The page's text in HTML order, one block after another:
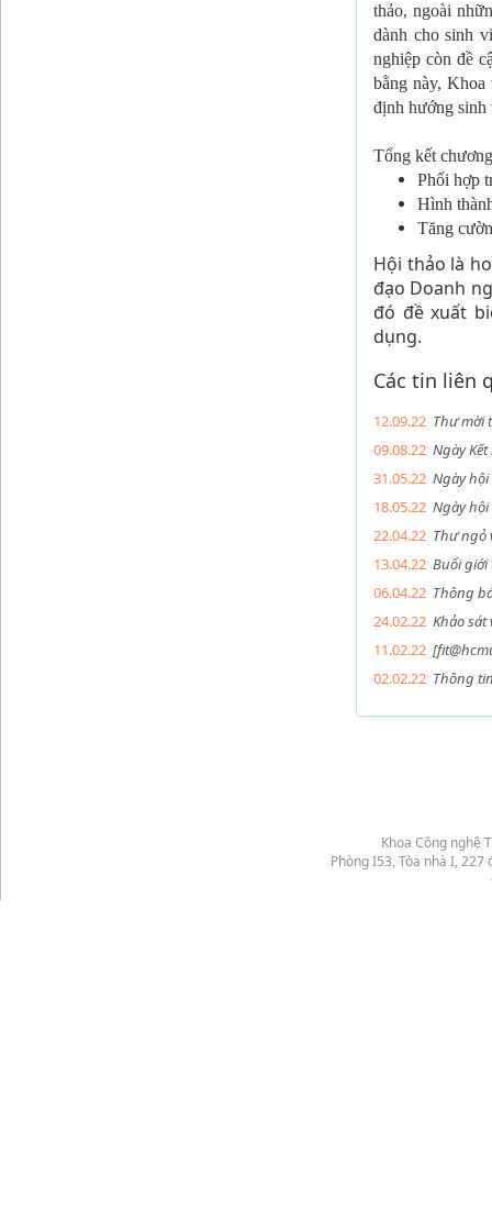
thảo, ngoài
dành cho sinh
nghiệp còn đề
bằng này,
định hướng sinh
Tổng kết
Phối hợp
Hình
Tăng
Hội thảo là
đạo Doanh
đó đề xuất
dụng.
Các tin liên
12.09.22 Thư mời
09.08.22 Ngày
31.05.22 Ngày
18.05.22 Ngày
22.04.22 Thư ngỏ
13.04.22 Buổi
06.04.22 Thông
24.02.22 Khảo sát
11.02.22
02.02.22 Thông
Khoa Công nghệ
Phòng I53, Tòa nhà I,